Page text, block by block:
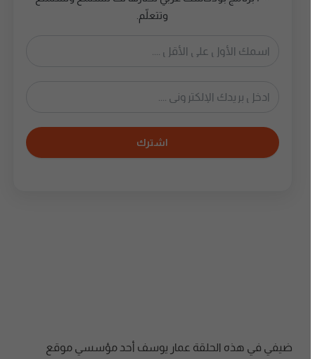
وتتعلّم.
اشترك
ضيفي في هذه الحلقة عمار يوسف أحد مؤسسي موقع